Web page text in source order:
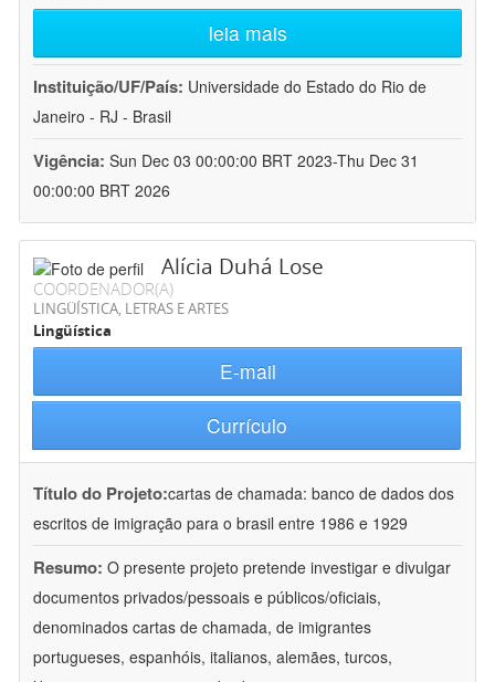
leia mais
Instituição/UF/País: Universidade do Estado do Rio de
Janeiro - RJ - Brasil
Vigência: Sun Dec 03 00:00:00 BRT 2023-Thu Dec 31
00:00:00 BRT 2026
Alícia Duhá Lose
COORDENADOR(A)
LINGÜÍSTICA, LETRAS E ARTES
Lingüística
E-mail
Currículo
Título do Projeto:cartas de chamada: banco de dados dos
escritos de imigração para o brasil entre 1986 e 1929
Resumo: O presente projeto pretende investigar e divulgar
documentos privados/pessoais e públicos/oficiais,
denominados cartas de chamada, de imigrantes
portugueses, espanhóis, italianos, alemães, turcos,